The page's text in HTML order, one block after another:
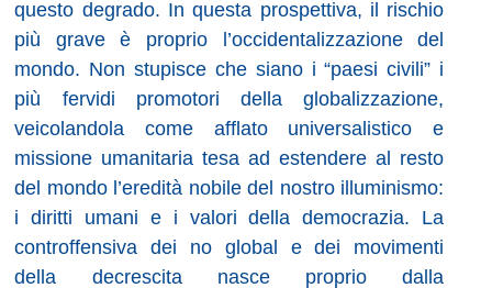
questo degrado. In questa prospettiva, il rischio
più grave è proprio l’occidentalizzazione del
mondo. Non stupisce che siano i “paesi civili” i
più fervidi promotori della globalizzazione,
veicolandola come afflato universalistico e
missione umanitaria tesa ad estendere al resto
del mondo l’eredità nobile del nostro illuminismo:
i diritti umani e i valori della democrazia. La
controffensiva dei no global e dei movimenti
della decrescita nasce proprio dalla